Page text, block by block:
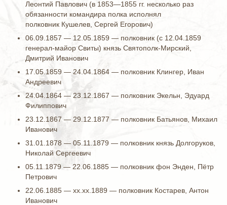
Леонтий Павлович (в 1853—1855 гг. несколько раз
обязанности командира полка исполнял
полковник Кушелев, Сергей Егорович)
06.09.1857 — 12.05.1859 — полковник (с 12.04.1859
генерал-майор Свиты) князь Святополк-Мирский,
Дмитрий Иванович
17.05.1859 — 24.04.1864 — полковник Клингер, Иван
Андреевич
24.04.1864 — 23.12.1867 — полковник Экельн, Эдуард
Филиппович
23.12.1867 — 29.12.1877 — полковник Батьянов, Михаил
Иванович
31.01.1878 — 05.11.1879 — полковник князь Долгоруков,
Николай Сергеевич
05.11.1879 — 22.06.1885 — полковник фон Энден, Пётр
Петрович
22.06.1885 — хх.хх.1889 — полковник Костарев, Антон
Иванович